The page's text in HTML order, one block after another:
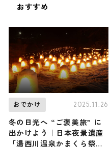
おすすめ
おでかけ 2025.11.26
冬の日光へ “ご褒美旅” に
出かけよう｜日本夜景遺産
「湯西川温泉かまくら祭」